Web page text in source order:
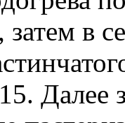
затем в